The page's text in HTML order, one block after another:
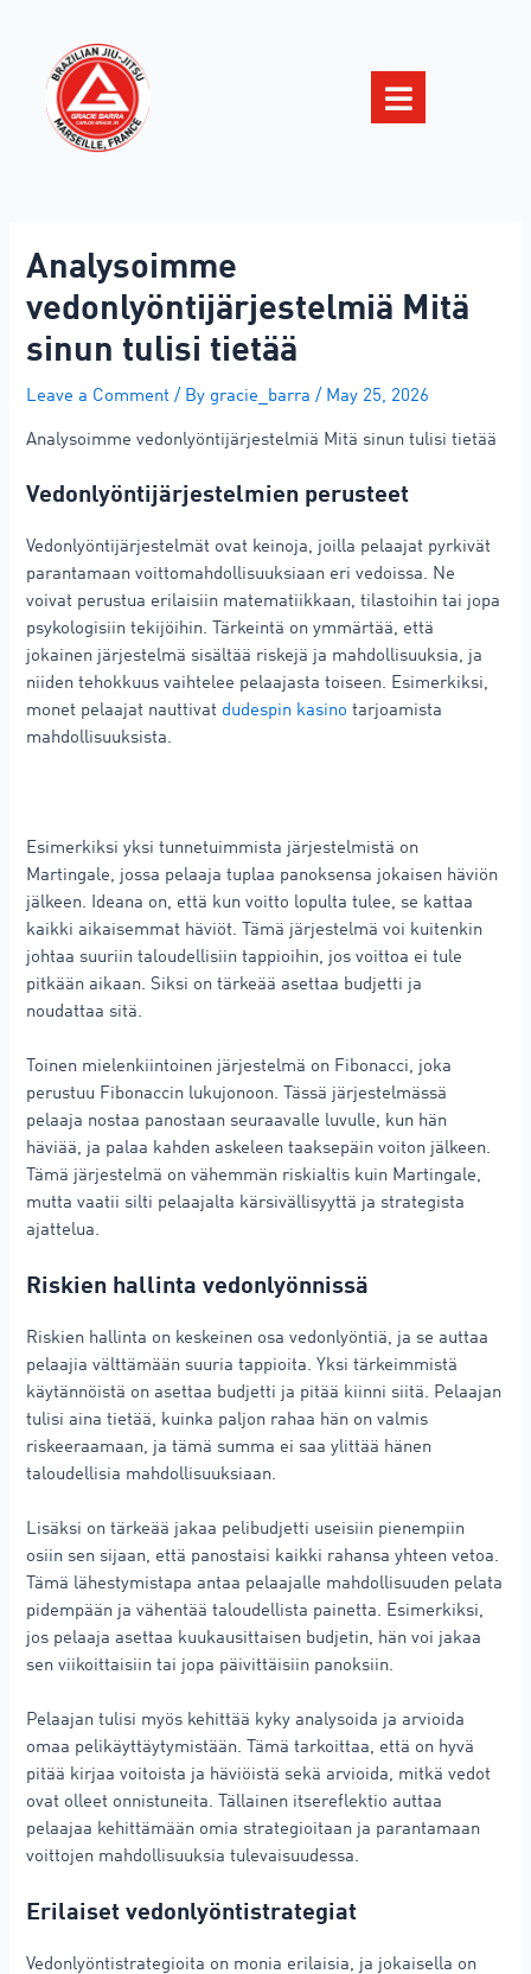
Analysoimme
vedonlyöntijärjestelmiä Mitä
sinun tulisi tietää
Leave a Comment / By gracie_barra/ May 25, 2026
Analysoimme vedonlyöntijärjestelmiä Mitä sinun tulisi tietää
Vedonlyöntijärjestelmien perusteet
Vedonlyöntijärjestelmät ovat keinoja, joilla pelaajat pyrkivät
parantamaan voittomahdollisuuksiaan eri vedoissa. Ne
voivat perustua erilaisiin matematiikkaan, tilastoihin tai jopa
psykologisiin tekijöihin. Tärkeintä on ymmärtää, että
jokainen järjestelmä sisältää riskejä ja mahdollisuuksia, ja
niiden tehokkuus vaihtelee pelaajasta toiseen. Esimerkiksi,
monet pelaajat nauttivat dudespin kasino tarjoamista
mahdollisuuksista.
Esimerkiksi yksi tunnetuimmista järjestelmistä on
Martingale, jossa pelaaja tuplaa panoksensa jokaisen häviön
jälkeen. Ideana on, että kun voitto lopulta tulee, se kattaa
kaikki aikaisemmat häviöt. Tämä järjestelmä voi kuitenkin
johtaa suuriin taloudellisiin tappioihin, jos voittoa ei tule
pitkään aikaan. Siksi on tärkeää asettaa budjetti ja
noudattaa sitä.
Toinen mielenkiintoinen järjestelmä on Fibonacci, joka
perustuu Fibonaccin lukujonoon. Tässä järjestelmässä
pelaaja nostaa panostaan seuraavalle luvulle, kun hän
häviää, ja palaa kahden askeleen taaksepäin voiton jälkeen.
Tämä järjestelmä on vähemmän riskialtis kuin Martingale,
mutta vaatii silti pelaajalta kärsivällisyyttä ja strategista
ajattelua.
Riskien hallinta vedonlyönnissä
Riskien hallinta on keskeinen osa vedonlyöntiä, ja se auttaa
pelaajia välttämään suuria tappioita. Yksi tärkeimmistä
käytännöistä on asettaa budjetti ja pitää kiinni siitä. Pelaajan
tulisi aina tietää, kuinka paljon rahaa hän on valmis
riskeeraamaan, ja tämä summa ei saa ylittää hänen
taloudellisia mahdollisuuksiaan.
Lisäksi on tärkeää jakaa pelibudjetti useisiin pienempiin
osiin sen sijaan, että panostaisi kaikki rahansa yhteen vetoa.
Tämä lähestymistapa antaa pelaajalle mahdollisuuden pelata
pidempään ja vähentää taloudellista painetta. Esimerkiksi,
jos pelaaja asettaa kuukausittaisen budjetin, hän voi jakaa
sen viikoittaisiin tai jopa päivittäisiin panoksiin.
Pelaajan tulisi myös kehittää kyky analysoida ja arvioida
omaa pelikäyttäytymistään. Tämä tarkoittaa, että on hyvä
pitää kirjaa voitoista ja häviöistä sekä arvioida, mitkä vedot
ovat olleet onnistuneita. Tällainen itsereflektio auttaa
pelaajaa kehittämään omia strategioitaan ja parantamaan
voittojen mahdollisuuksia tulevaisuudessa.
Erilaiset vedonlyöntistrategiat
Vedonlyöntistrategioita on monia erilaisia, ja jokaisella on